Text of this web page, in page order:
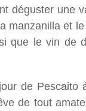
déguster une
manzanilla et
que le vin de
de Pescaito
de tout